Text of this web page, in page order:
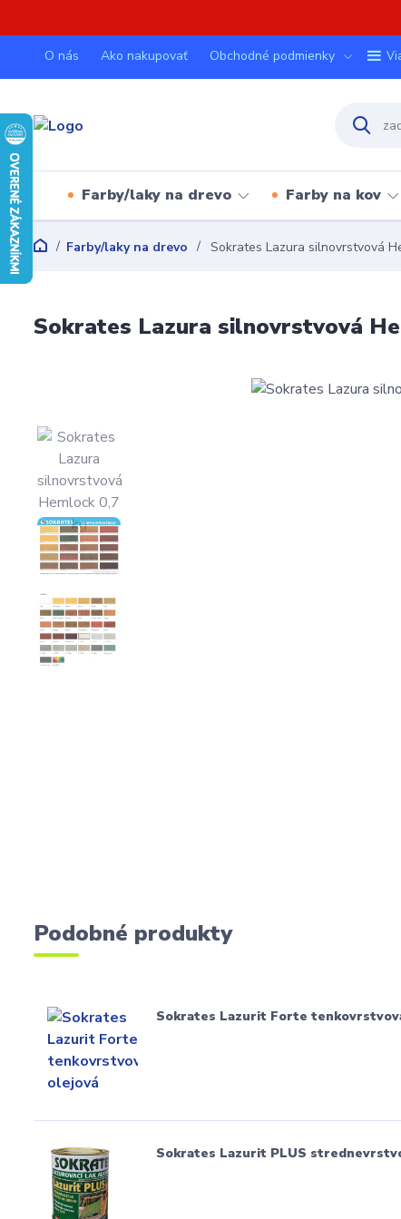
O nás Ako nakupovať Obchodné podmienky
Farby/laky na drevo Farby na kov
Farby/laky na drevo Sokrates Lazura silnovrstvová
Sokrates Lazura silnovrstvová
Podobné produkty
Sokrates Lazurit Forte
Sokrates Lazurit PLUS